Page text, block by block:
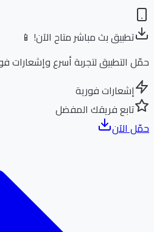
تطبيق بث مباشر متاح الآن! 📱
التطبيق لتجربة أسرع وإشعارات فورية
إشعارات فورية
تابع فريقك المفضل
الآن